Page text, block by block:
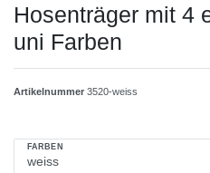
Hosenträger mit 4
uni Farben
Artikelnummer 3520-weiss
FARBEN